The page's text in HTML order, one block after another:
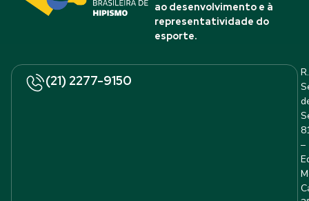
ao desenvolvimento e à
representatividade do
esporte.
(21) 2277-9150
R.
–